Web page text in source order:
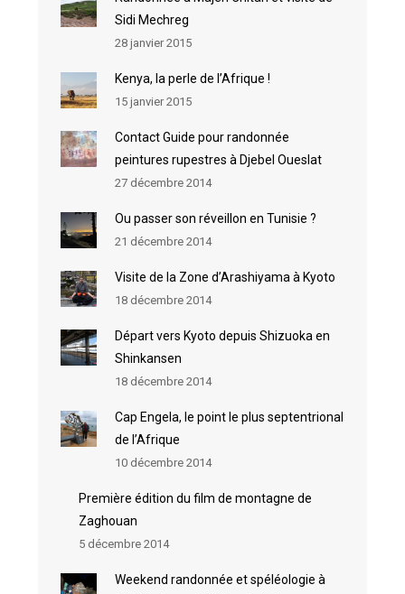
Sidi Mechreg
28 janvier 2015
Kenya, la perle de l’Afrique !
15 janvier 2015
Contact Guide pour randonnée
peintures rupestres à Djebel Oueslat
27 décembre 2014
Ou passer son réveillon en Tunisie ?
21 décembre 2014
Visite de la Zone d’Arashiyama à Kyoto
18 décembre 2014
Départ vers Kyoto depuis Shizuoka en
Shinkansen
18 décembre 2014
Cap Engela, le point le plus septentrional
de l’Afrique
10 décembre 2014
Première édition du film de montagne de
Zaghouan
5 décembre 2014
Weekend randonnée et spéléologie à